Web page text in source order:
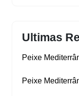
Ultimas
Peixe
Peixe